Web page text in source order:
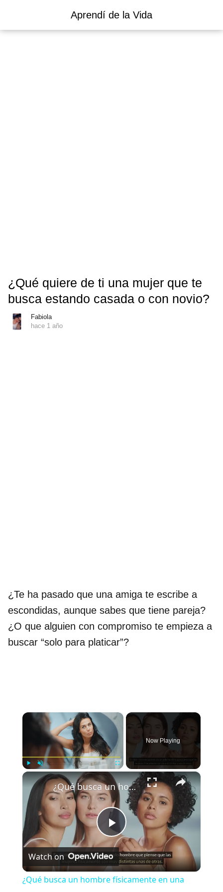
Aprendí de la Vida
¿Qué quiere de ti una mujer que te
busca estando casada o con novio?
Fabiola
hace 1 año
¿Te ha pasado que una amiga te escribe a
escondidas, aunque sabes que tiene pareja?
¿O que alguien con compromiso te empieza a
buscar “solo para platicar”?
×
Unmute
Now Playing
×
P
l
¿Qué busca un hombre físicamente en una mujer?
Watch on
¿Qué busca un hombre físicamente en una